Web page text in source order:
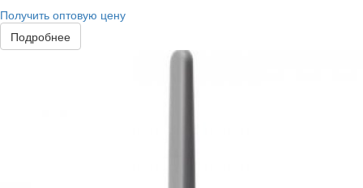
Получить оптовую цену
Подробнее